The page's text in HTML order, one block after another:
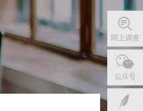
网上调查
公众号